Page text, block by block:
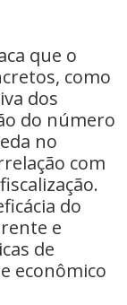
que o
como
dos
do número
no
com
do
e
de
econômico